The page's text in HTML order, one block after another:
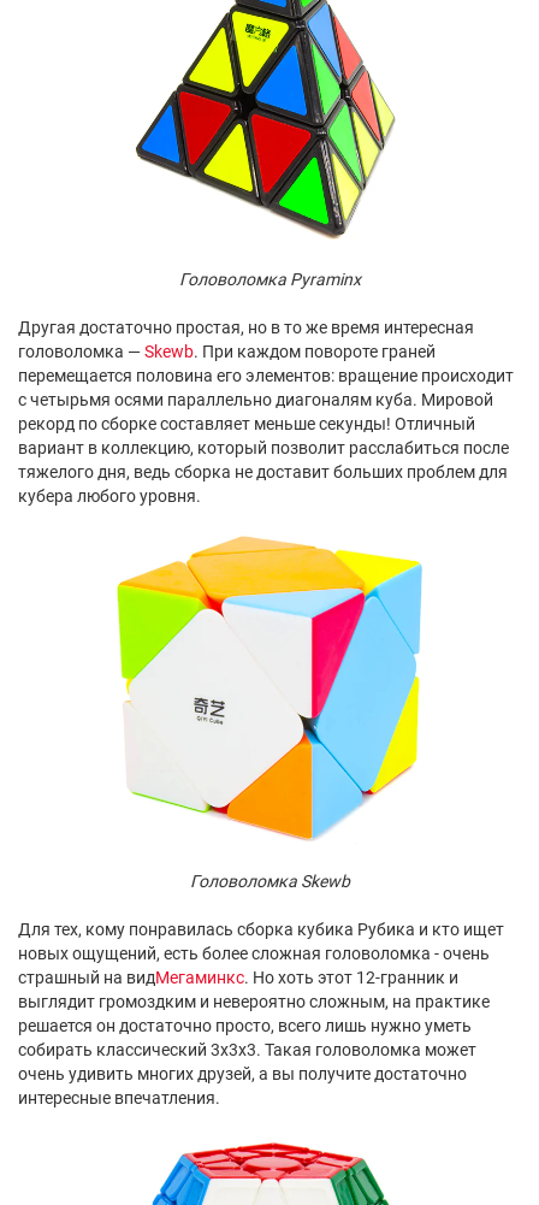
Головоломка Pyraminx
Другая достаточно простая, но в то же время интересная
головоломка —Skewb. При каждом повороте граней
перемещается половина его элементов: вращение происходит
с четырьмя осями параллельно диагоналям куба. Мировой
рекорд по сборке составляет меньше секунды! Отличный
вариант в коллекцию, который позволит расслабиться после
тяжелого дня, ведь сборка не доставит больших проблем для
кубера любого уровня.
Головоломка Skewb
Для тех, кому понравилась сборка кубика Рубика и кто ищет
новых ощущений, есть более сложная головоломка - очень
страшный на видМегаминкс. Но хоть этот 12-гранник и
выглядит громоздким и невероятно сложным, на практике
решается он достаточно просто, всего лишь нужно уметь
собирать классический 3x3x3. Такая головоломка может
очень удивить многих друзей, а вы получите достаточно
интересные впечатления.